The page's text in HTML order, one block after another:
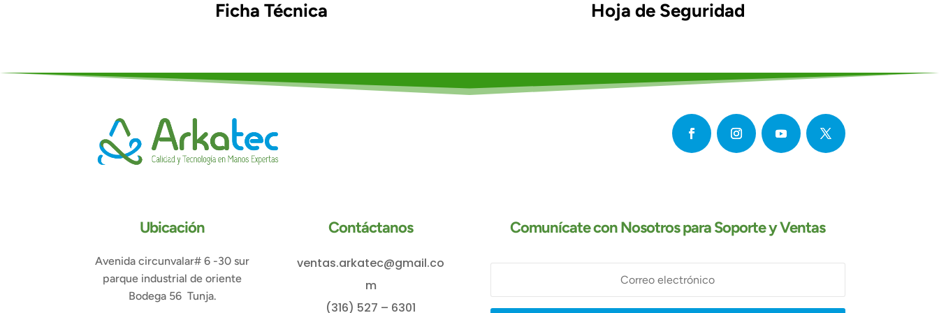
Ficha Técnica Hoja de Seguridad
Ubicación
Avenida circunvalar# 6 -30 sur
parque industrial de oriente
Bodega 56 Tunja.
Contáctanos
ventas.arkatec@gmail.co
m
(316) 527 – 6301
Comunícate con Nosotros para Soporte y Ventas